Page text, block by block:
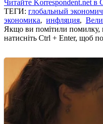
Читайте Korrespondent.net в
ТЕГИ: глобальный
экономика, инфляция,
Якщо ви помітили помилку,
натисніть Ctrl + Enter, щоб